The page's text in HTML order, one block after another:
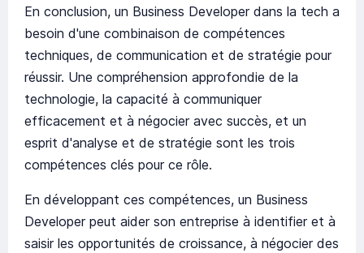
En conclusion, un Business Developer dans la tech a
besoin d'une combinaison de compétences
techniques, de communication et de stratégie pour
réussir. Une compréhension approfondie de la
technologie, la capacité à communiquer
efficacement et à négocier avec succès, et un
esprit d'analyse et de stratégie sont les trois
compétences clés pour ce rôle.
En développant ces compétences, un Business
Developer peut aider son entreprise à identifier et à
saisir les opportunités de croissance, à négocier des